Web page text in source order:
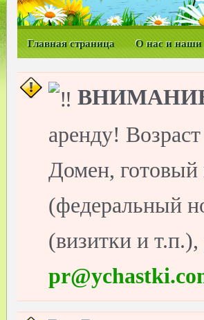
Главная страница О нас и наши
аренду!
Домен, готовый
(федеральный
(визитки и